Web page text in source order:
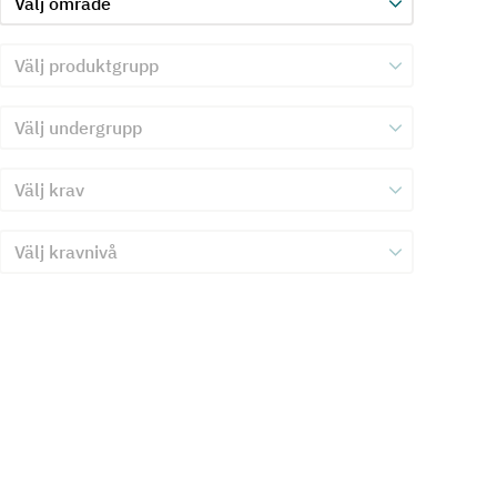
Välj produktgrupp för kriterie 3
Välj undergrupp för kriterie 3
Välj krav för kriterie 3
Välj kravnivå för kriterie 3